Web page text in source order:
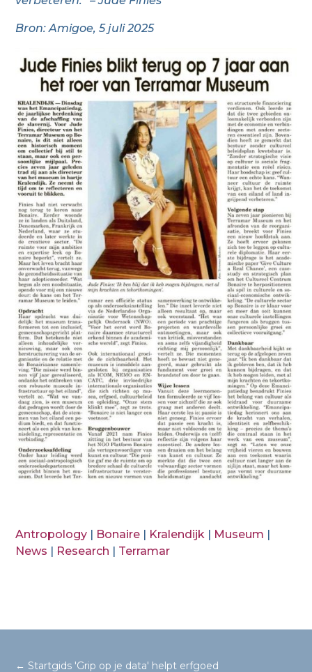
Bron: Amigoe, 5 juli 2025
Antropology | Bonaire | Kralendijk | Museum |
News | Research | Terramar
← Startgids 'Grip op je data' helpt erfgoed